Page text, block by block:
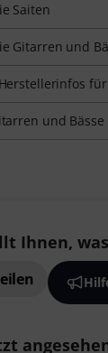
Saiten
Gitarren und
für
und
Ihnen,